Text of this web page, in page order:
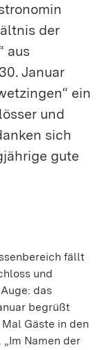
der
aus
Januar
ein
und
sich
gute
fällt
und
das
begrüßt
Gäste in den
Namen der